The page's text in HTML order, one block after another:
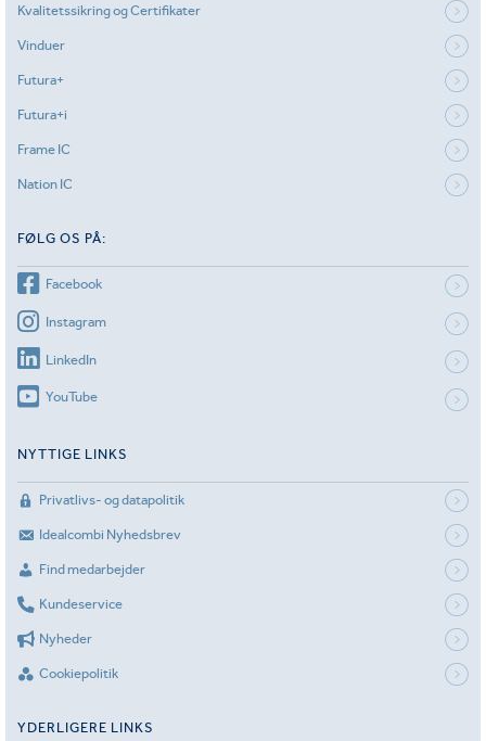
Kvalitetssikring og Certifikater
Vinduer
Futura+
Futura+i
Frame IC
Nation IC
FØLG OS PÅ:
Facebook
Instagram
LinkedIn
YouTube
NYTTIGE LINKS
Privatlivs- og datapolitik
Idealcombi Nyhedsbrev
Find medarbejder
Kundeservice
Nyheder
Cookiepolitik
YDERLIGERE LINKS